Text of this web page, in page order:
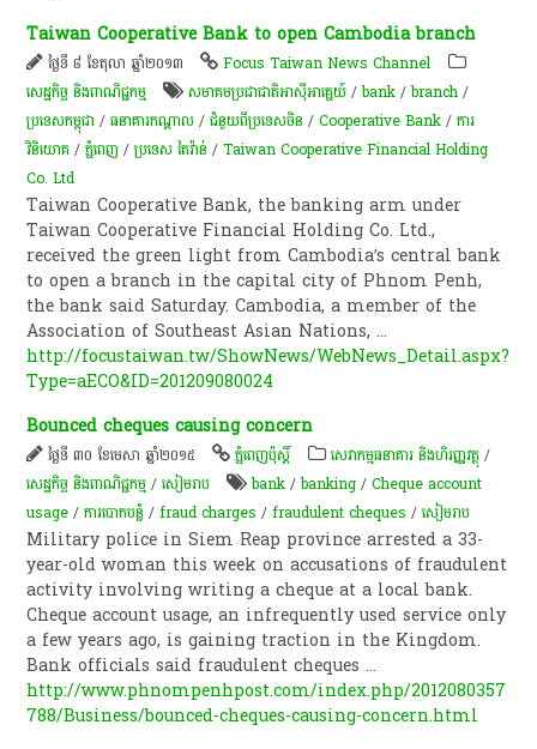
Taiwan Cooperative Bank to open Cambodia branch
ថ្ងៃទី ៨ ខែតុលា ឆ្នាំ២០១៣
Focus Taiwan News Channel
សេដ្ឋកិច្ច និងពាណិជ្ជកម្ម
សមាគមប្រជាជាតិអាស៊ីអាគ្នេយ៍ /bank /branch /
ប្រទេសកម្ពុជា /ធនាគារ​កណ្តាល​ /ជំនួយពីប្រទេសចិន /Cooperative Bank /ការ
វិនិយោគ /ភ្នំពេញ /ប្រទេស តៃវ៉ាន់ /Taiwan Cooperative Financial Holding
Co. Ltd
Taiwan Cooperative Bank, the banking arm under
Taiwan Cooperative Financial Holding Co. Ltd.,
received the green light from Cambodia’s central bank
to open a branch in the capital city of Phnom Penh,
the bank said Saturday. Cambodia, a member of the
Association of Southeast Asian Nations,...
http://focustaiwan.tw/ShowNews/WebNews_Detail.aspx?
Type=aECO&ID=201209080024
Bounced cheques causing concern
ថ្ងៃទី ៣០ ខែមេសា ឆ្នាំ២០១៥ ភ្នំពេញប៉ុស្តិ៍ សេវាកម្មធនាគារ និងហិរញ្ញវត្ថុ /
សេដ្ឋកិច្ច និងពាណិជ្ជកម្ម /សៀមរាប bank /banking /Cheque account
usage /ការបោកបន្លំ /fraud charges /fraudulent cheques /សៀមរាប
Military police in Siem Reap province arrested a 33-
year-old woman this week on accusations of fraudulent
activity involving writing a cheque at a local bank.
Cheque account usage, an infrequently used service only
a few years ago, is gaining traction in the Kingdom.
Bank officials said fraudulent cheques...
http://www.phnompenhpost.com/index.php/2012080357
788/Business/bounced-cheques-causing-concern.html